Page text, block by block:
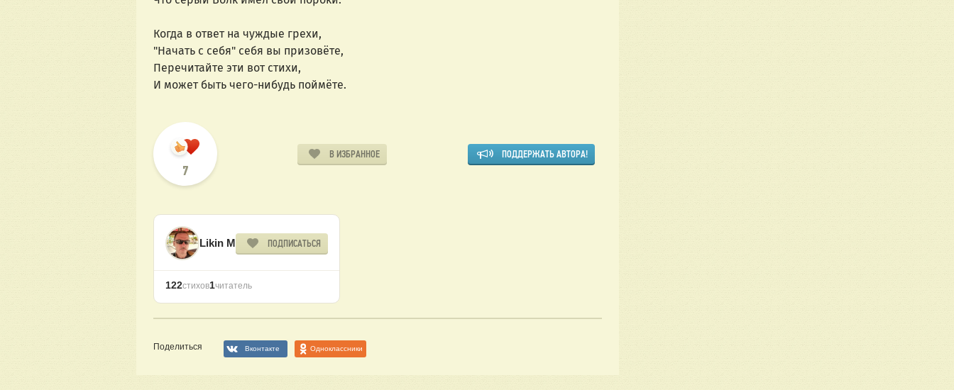
Когда в ответ на чуждые грехи,
"Начать с себя" себя вы призовёте,
Перечитайте эти вот стихи,
И может быть чего-нибудь поймёте.
7
В ИЗБРАННОЕ ПОДДЕРЖАТЬ АВТОРА!
Likin M ПОДПИСАТЬСЯ
122стихов1читатель
Поделиться Вконтакте Одноклассники